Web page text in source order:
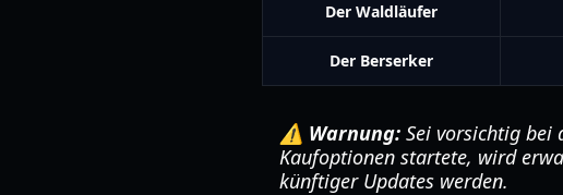
Der Waldläufer
Der Berserker
⚠️ Warnung: Sei vorsichtig bei
Kaufoptionen startete, wird
künftiger Updates werden.